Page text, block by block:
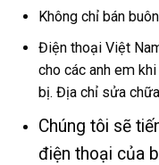
Không chỉ bán
Điện thoại Việt
cho các anh em
bị. Địa chỉ sửa
Chúng tôi sẽ
điện thoại của